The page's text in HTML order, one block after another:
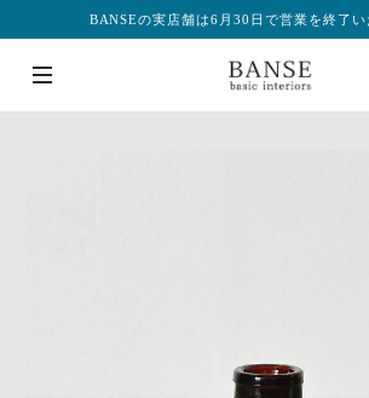
BANSEの実店舗は6月30日で営業を終了い